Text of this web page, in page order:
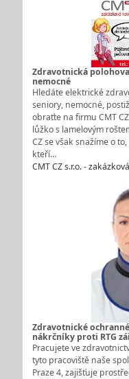
Zdravotnická
nemocné
Hledáte elektrické
seniory, nemocné,
obraťte na firmu CMT
lůžko s lamelovým
CZ se však snažíme o
kteří…
CMT CZ s.r.o. -
Zdravotnické
nákrčníky proti RTG
Pracujete ve
tyto pracoviště naše
Praze 4, zajišťuje